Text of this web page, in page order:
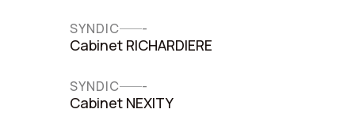
SYNDIC -
Cabinet RICHARDIERE
SYNDIC -
Cabinet NEXITY